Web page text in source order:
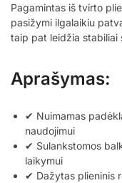
Pagamintas iš tvirto
pasižymi ilgalaikiu
taip pat leidžia stabiliai
Aprašymas:
✔ Nuimamas
naudojimui
✔ Sulankstomos
laikymui
✔ Dažytas plieninis